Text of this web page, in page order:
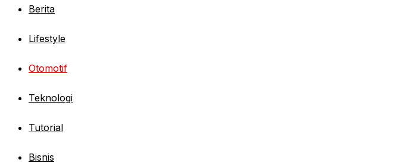
Berita
Lifestyle
Otomotif
Teknologi
Tutorial
Bisnis